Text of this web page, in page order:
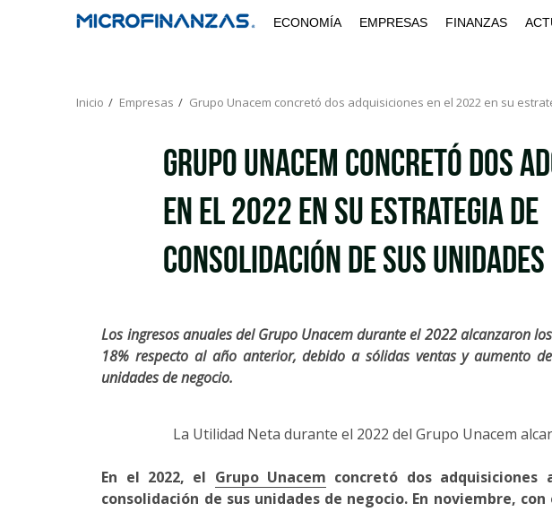
ECONOMÍA EMPRESAS FINANZAS
Inicio Empresas Grupo Unacem concretó dos adquisiciones en el 2022 en su
Grupo Unacem concretó dos
en el 2022 en su estrategia de
consolidación de sus unidades
Los ingresos anuales del Grupo Unacem durante el 2022 alcanzaron
18% respecto al año anterior, debido a sólidas ventas y aumento
unidades de negocio.
La Utilidad Neta durante el 2022 del Grupo Unacem
En el 2022, el Grupo Unacem concretó dos
consolidación de sus unidades de negocio. En noviembre,